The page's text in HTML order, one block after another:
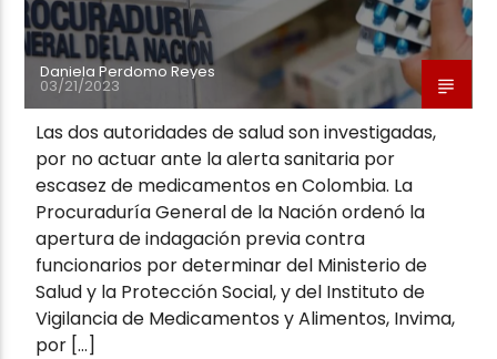
Daniela Perdomo Reyes
03/21/2023
Las dos autoridades de salud son investigadas,
por no actuar ante la alerta sanitaria por
escasez de medicamentos en Colombia. La
Procuraduría General de la Nación ordenó la
apertura de indagación previa contra
funcionarios por determinar del Ministerio de
Salud y la Protección Social, y del Instituto de
Vigilancia de Medicamentos y Alimentos, Invima,
por […]